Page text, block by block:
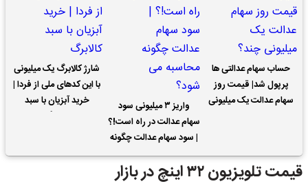
حساب سهام عدالتی ها
پرپول شد| قیمت روز
سهام عدالت یک میلیونی
واریز ۳ میلیونی سود
سهام عدالت در راه است!؟
| سود سهام عدالت چگونه
محاسبه می شود؟
شارژ کالابرگ یک میلیونی
با این کدهای ملی از فردا |
خرید آبزیان با سبد
قیمت تلویزیون ۳۲ اینچ در بازار